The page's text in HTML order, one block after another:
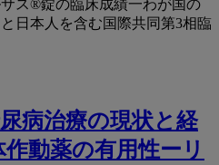
病治療の現状と経
動薬の有用性ーリ